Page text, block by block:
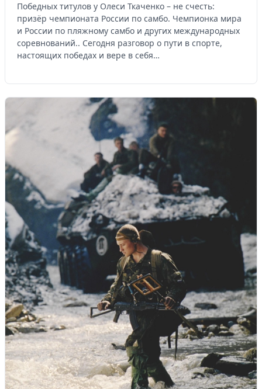
Победных титулов у Олеси Ткаченко – не счесть:
призёр чемпионата России по самбо. Чемпионка мира
и России по пляжному самбо и других международных
соревнований.. Сегодня разговор о пути в спорте,
настоящих победах и вере в себя…